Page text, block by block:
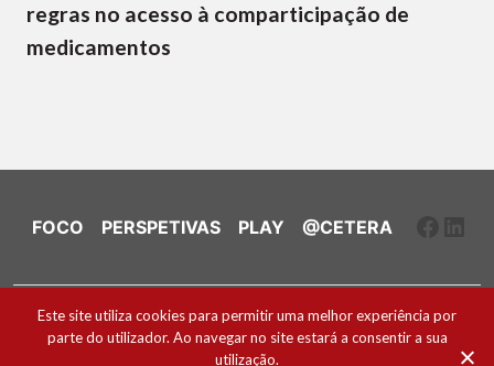
regras no acesso à comparticipação de
medicamentos
FOCO PERSPETIVAS PLAY @CETERA
Ficha Técnica e Estatuto Editorial
Política de Cookies
Este site utiliza cookies para permitir uma melhor experiência por
parte do utilizador. Ao navegar no site estará a consentir a sua
utilização.